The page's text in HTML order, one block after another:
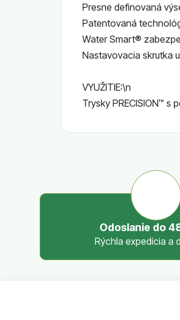
Presne definovaná
Patentovaná
Water Smart®
Nastavovacia skrutka
VYUŽITIE:\n
Trysky PRECISION™ s
Odoslanie do
Rýchla expedícia a